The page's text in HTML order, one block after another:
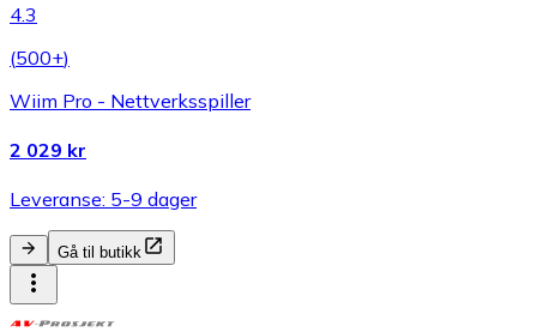
4.3
(500+)
Wiim Pro - Nettverksspiller
2 029 kr
Leveranse: 5-9 dager
Gå til butikk